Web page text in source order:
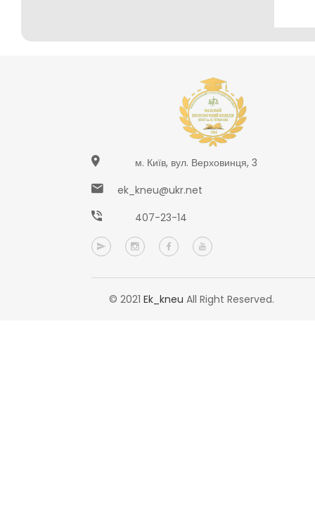
м. Київ, вул. Верховинця, 3
ek_kneu@ukr.net
407-23-14
© 2021 Ek_kneu All Right Reserved.